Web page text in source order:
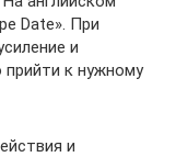
Date». При
и
к нужному
и